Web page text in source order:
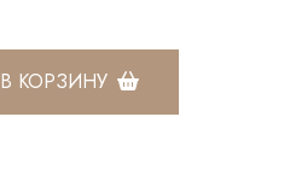
В КОРЗИНУ